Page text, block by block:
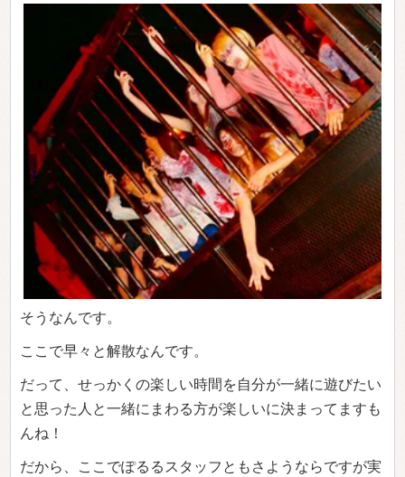
そうなんです。
ここで早々と解散なんです。
だって、せっかくの楽しい時間を自分が一緒に遊びたい
と思った人と一緒にまわる方が楽しいに決まってますも
んね！
だから、ここでぽるるスタッフともさようならですが実